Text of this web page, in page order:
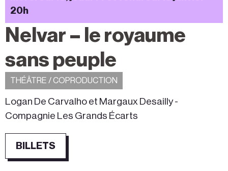
20h
Nelvar – le royaume
sans peuple
THÉÂTRE / COPRODUCTION
Logan De Carvalho et Margaux Desailly -
Compagnie Les Grands Écarts
BILLETS